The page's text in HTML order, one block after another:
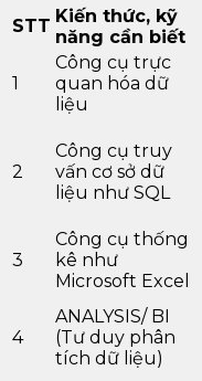
STT Kiến thức, kỹ
năng cần biết
1
Công cụ trực
quan hóa dữ
liệu
2
Công cụ truy
vấn cơ sở dữ
liệu như SQL
3
Công cụ thống
kê như
Microsoft Excel
4
ANALYSIS/ BI
(Tư duy phân
tích dữ liệu)